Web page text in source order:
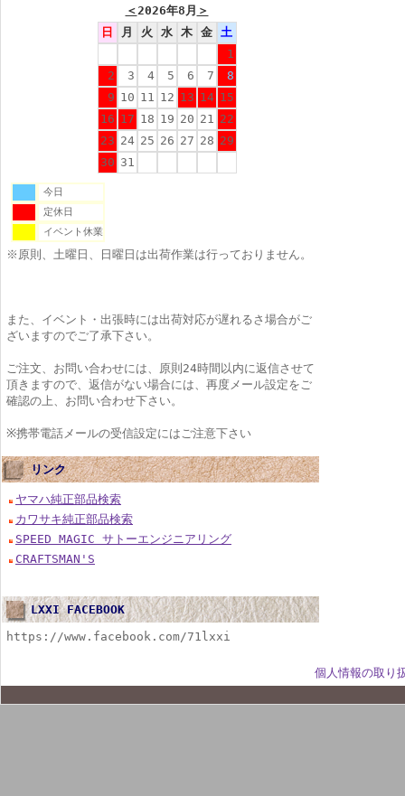
＜2026年8月 ＞
日
月 火 水 木 金 土
1
2
3 4 5 6 7
8
9 10 11 12 13 14 15
16 17 18 19 20 21 22
23 24 25 26 27 28 29
30 31
今日
定休日
イベント休業
※原則、土曜日、日曜日は出荷作業は行っておりません。
また、イベント・出張時には出荷対応が遅れるさ場合がご
ざいますのでご了承下さい。
ご注文、お問い合わせには、原則24時間以内に返信させて
頂きますので、返信がない場合には、再度メール設定をご
確認の上、お問い合わせ下さい。
※携帯電話メールの受信設定にはご注意下さい
リンク
ヤマハ純正部品検索
カワサキ純正部品検索
SPEED MAGIC サトーエンジニアリング
CRAFTSMAN'S
LXXI FACEBOOK
https://www.facebook.com/71lxxi
個人情報の取り